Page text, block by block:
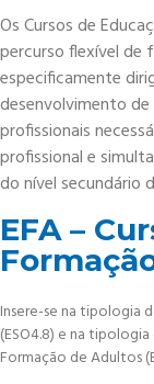
Os Cursos de
percurso flexível de
especificamente
desenvolvimento
profissionais
profissional e
do nível secundário
EFA –
Insere-se na tipologia
(ESO4.8) e na
Formação de Adultos